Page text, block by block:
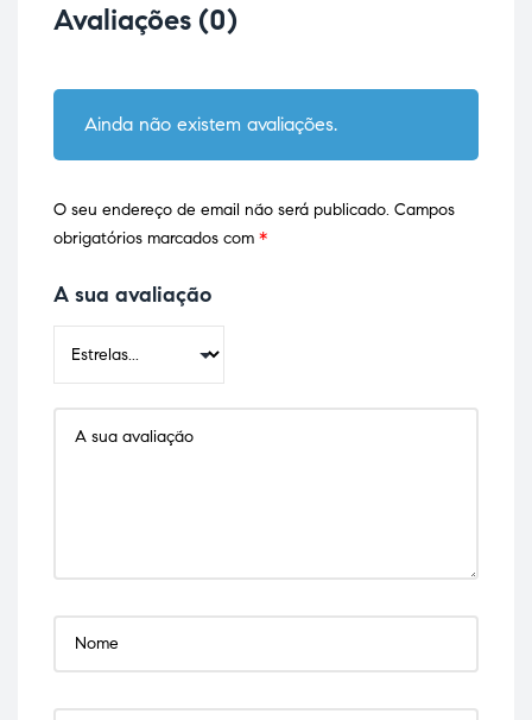
Avaliações (0)
Ainda não existem avaliações.
O seu endereço de email não será publicado. Campos
obrigatórios marcados com *
A sua avaliação